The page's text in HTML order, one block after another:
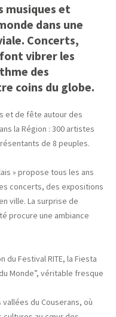
musiques et
dans une
Concerts,
vibrer les
des
coins du globe.
et de fête autour des
la Région : 300 artistes
de 8 peuples.
» propose tous les ans
concerts, des expositions
ville. La surprise de
procure une ambiance
Festival RITE, la Fiesta
Monde”, véritable fresque
du Couserans, où